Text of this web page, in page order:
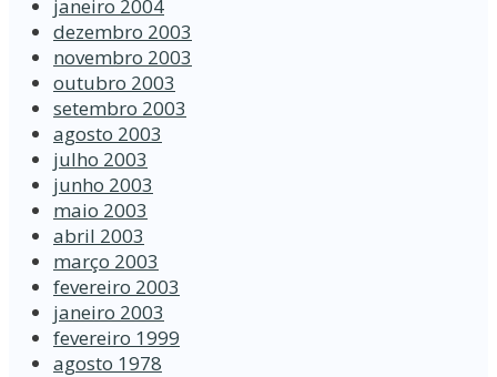
janeiro 2004
dezembro 2003
novembro 2003
outubro 2003
setembro 2003
agosto 2003
julho 2003
junho 2003
maio 2003
abril 2003
março 2003
fevereiro 2003
janeiro 2003
fevereiro 1999
agosto 1978